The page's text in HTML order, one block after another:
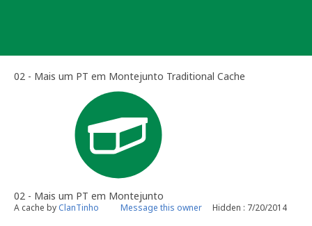
02 - Mais um PT em Montejunto Traditional Cache
02 - Mais um PT em Montejunto
A cache by ClanTinho Message this owner Hidden : 7/20/2014